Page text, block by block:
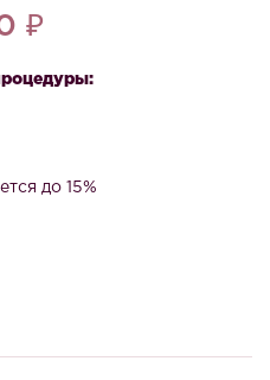
₽
до 15%